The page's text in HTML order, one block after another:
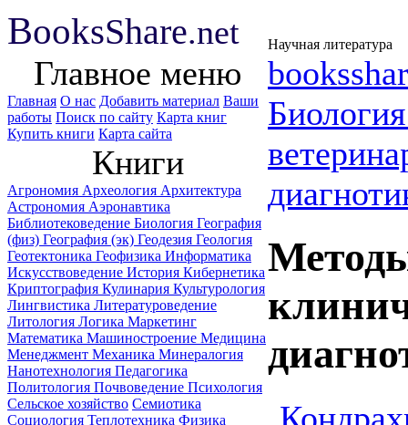
BooksShare.net Научная литература
Главное меню
Главная О нас Добавить материал Ваши
работы Поиск по сайту Карта книг
Купить книги Карта сайта
Книги
Агрономия Археология Архитектура
Астрономия Аэронавтика
Библиотековедение Биология География
(физ) География (эк) Геодезия Геология
Геотектоника Геофизика Информатика
Искусствоведение История Кибернетика
Криптография Кулинария Культурология
Лингвистика Литературоведение
Литология Логика Маркетинг
Математика Машиностроение Медицина
Менеджмент Механика Минералогия
Нанотехнология Педагогика
Политология Почвоведение Психология
Сельское хозяйство Семиотика
Социология Теплотехника Физика